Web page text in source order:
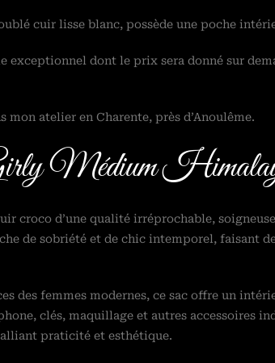
cuir lisse blanc, possède une poche
exceptionnel dont le prix sera donné sur
atelier en Charente, près d’Anoulême.
Médium
croco d’une qualité irréprochable,
de sobriété et de chic intemporel, faisant
des femmes modernes, ce sac offre un
clés, maquillage et autres accessoires
praticité et esthétique.